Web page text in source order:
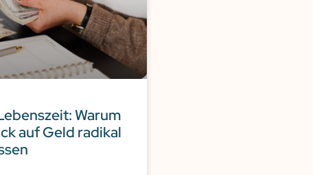
Warum
auf Geld radikal